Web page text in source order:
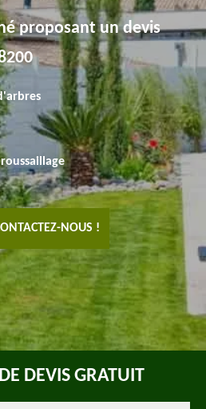
proposant un devis
NOUS !
DEVIS GRATUIT